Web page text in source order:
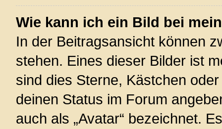
Wie kann ich ein Bild bei
In der Beitragsansicht können
stehen. Eines dieser Bilder ist
sind dies Sterne, Kästchen
deinen Status im Forum
auch als „Avatar“ bezeichnet.